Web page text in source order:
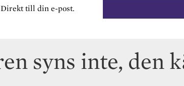
till din e-post.
syns inte, den